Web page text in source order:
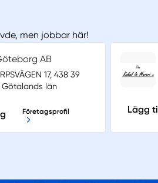
men jobbar här!
AB
17, 438 39
Götalands län
Företagsprofil Lägg